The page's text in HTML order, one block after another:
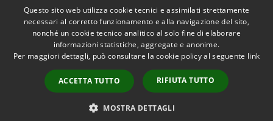
Accessibilità
Copyright © 2024 •
Comune di Montecalvo
Irpino • Powered by
Municipium•Redazione
Questo sito web utilizza cookie tecnici e assimilati strettamente
necessari al corretto funzionamento e alla navigazione del sito,
nonché un cookie tecnico analitico al solo fine di elaborare
informazioni statistiche, aggregate e anonime.
Per maggiori dettagli, può consultare la cookie policy al seguente link
ACCETTA TUTTO RIFIUTA TUTTO
MOSTRA DETTAGLI